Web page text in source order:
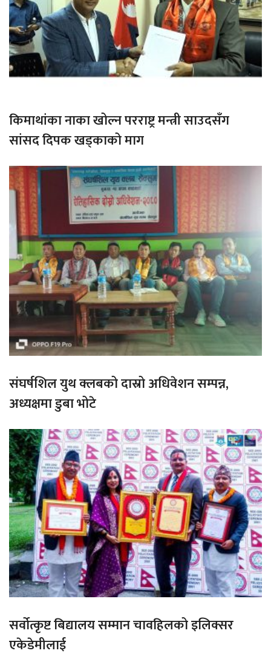
किमाथांका नाका खोल्न परराष्ट्र मन्त्री साउदसँग
सांसद दिपक खड्काको माग
संघर्षशिल युथ क्लबको दास्रो अधिवेशन सम्पन्न,
अध्यक्षमा डुबा भोटे
सर्वोत्कृष्ट बिद्यालय सम्मान चावहिलको इलिक्सर
एकेडेमीलाई